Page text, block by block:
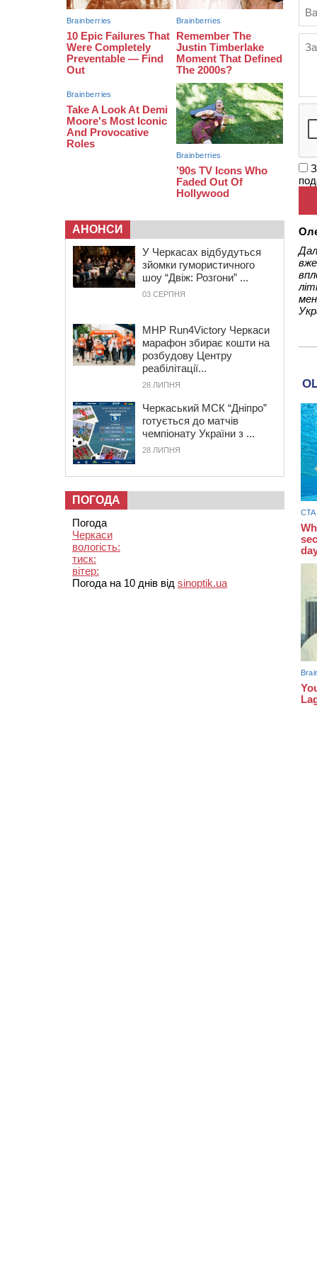
навчальних закладів (ФОТОФАКТ)
15:39 На честь загиблого захисника і
чемпіона світу в Черкасах відкрили
спортивно-реабілітаційний центр
АНОНСИ
У Черкасах відбудуться
зйомки гумористичного
шоу “Двіж: Розгони” ...
03 СЕРПНЯ
MHP Run4Victory Черкаси
марафон збирає кошти на
розбудову Центру
реабілітації...
28 ЛИПНЯ
Черкаський МСК “Дніпро”
готується до матчів
чемпіонату України з ...
28 ЛИПНЯ
ПОГОДА
Погода
Черкаси
вологість:
тиск:
вітер:
Погода на 10 днів від sinoptik.ua